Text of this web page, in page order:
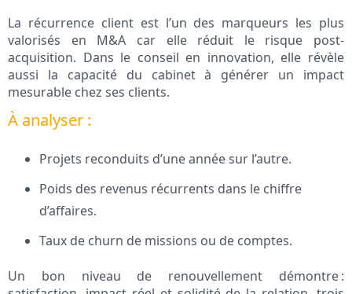
La récurrence client est l’un des marqueurs les plus
valorisés en M&A car elle réduit le risque post-
acquisition. Dans le conseil en innovation, elle révèle
aussi la capacité du cabinet à générer un impact
mesurable chez ses clients.
À analyser :
Projets reconduits d’une année sur l’autre.
Poids des revenus récurrents dans le chiffre
d’affaires.
Taux de churn de missions ou de comptes.
Un bon niveau de renouvellement démontre :